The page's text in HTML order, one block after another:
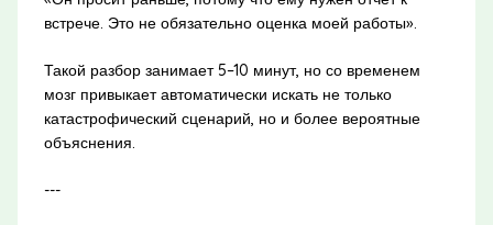
встрече. Это не обязательно оценка моей работы».
Такой разбор занимает 5–10 минут, но со временем
мозг привыкает автоматически искать не только
катастрофический сценарий, но и более вероятные
объяснения.
---